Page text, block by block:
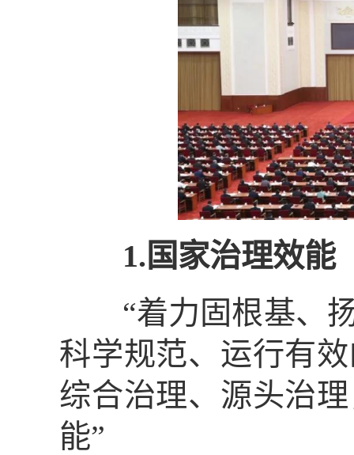
1.国家治理效能
“着力固根基、扬
科学规范、运行有
综合治理、源头治
能”